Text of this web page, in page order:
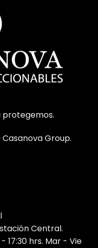
protegemos.
Group.
Central.
17:30 hrs. Mar - Vie